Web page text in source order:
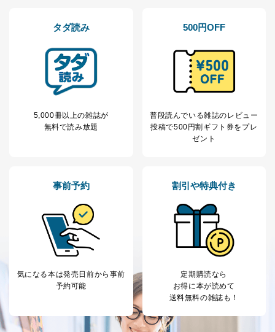
タダ読み
5,000冊以上の雑誌が
無料で読み放題
500円OFF
普段読んでいる雑誌のレビュー
投稿で500円割ギフト券をプレ
ゼント
事前予約
気になる本は発売日前から事前
予約可能
割引や特典付き
定期購読なら
お得に本が読めて
送料無料の雑誌も！